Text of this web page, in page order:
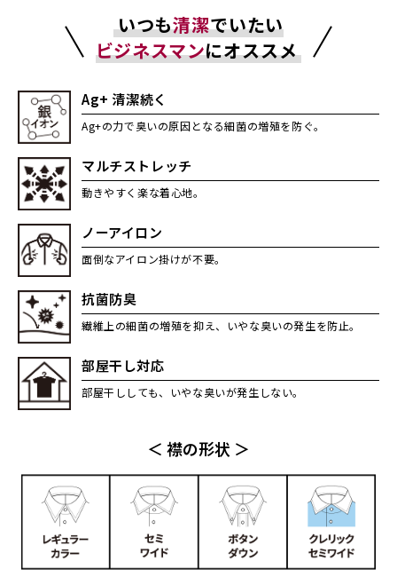
いつも清潔でいたい
ビジネスマンにオススメ
Ag+ 清潔続く
Ag+の力で臭いの原因となる細菌の増殖を防ぐ。
マルチストレッチ
動きやすく楽な着心地。
ノーアイロン
面倒なアイロン掛けが不要。
抗菌防臭
繊維上の細菌の増殖を抑え、いやな臭いの発生を防止。
部屋干し対応
部屋干ししても、いやな臭いが発生しない。
＜ 襟の形状 ＞